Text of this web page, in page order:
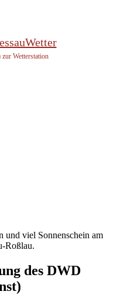
Wetterstation
und viel Sonnenschein am
Roßlau.
des DWD